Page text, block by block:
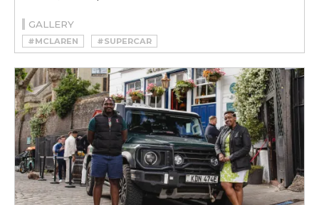
GALLERY
#MCLAREN #SUPERCAR